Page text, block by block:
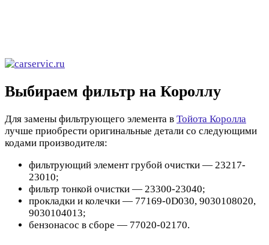
Выбираем фильтр на Короллу
Для замены фильтрующего элемента в Тойота Королла
лучше приобрести оригинальные детали со следующими
кодами производителя:
фильтрующий элемент грубой очистки — 23217-
23010;
фильтр тонкой очистки — 23300-23040;
прокладки и колечки — 77169-0D030, 9030108020,
9030104013;
бензонасос в сборе — 77020-02170.